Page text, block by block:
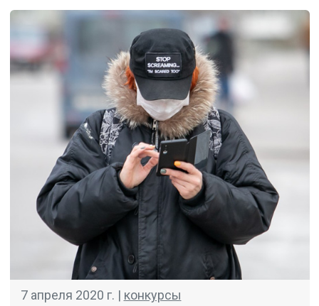
7 апреля 2020 г. | конкурсы